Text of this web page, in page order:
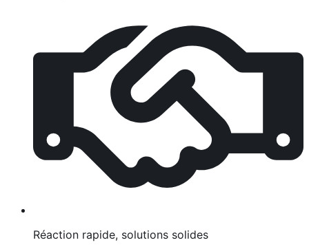
Réaction rapide, solutions solides